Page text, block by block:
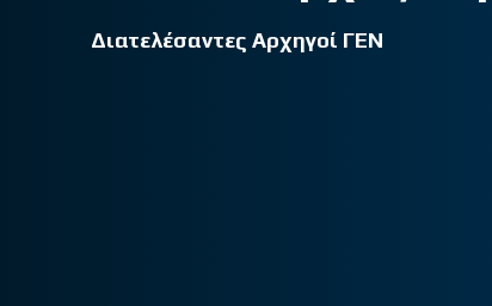
Διατελέσαντες Αρχηγοί ΓΕΝ